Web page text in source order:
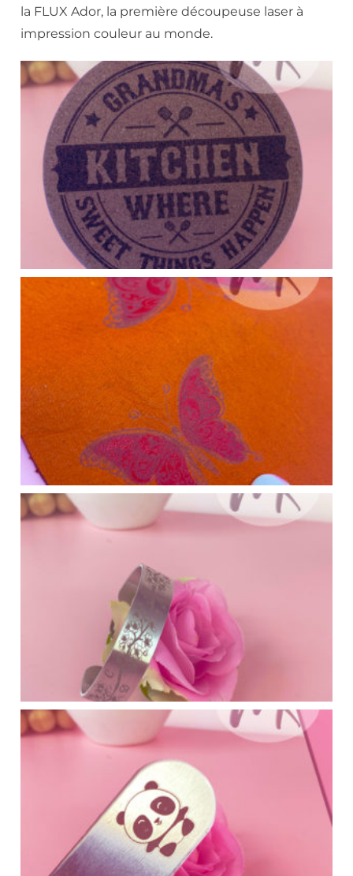
la FLUX Ador, la première découpeuse laser à
impression couleur au monde.